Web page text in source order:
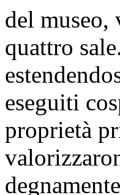
circa 60
Roma. A
estremo
del museo,
quattro
eseguiti